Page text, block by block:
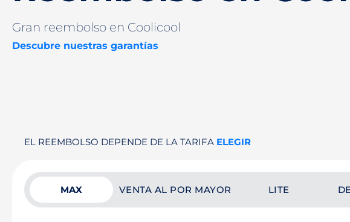
Gran reembolso en Coolicool
Descubre nuestras garantías
EL REEMBOLSO DEPENDE DE LA TARIFA ELEGIR
MAX VENTA AL POR MAYOR LITE